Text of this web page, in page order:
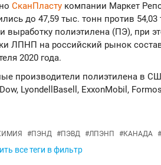
СканПласту компании Маркет
до 47,59 тыс. тонн против
выработку полиэтилена (ПЭ), при
ЛПНП на российский рынок
2020 года.
производители полиэтилена в
LyondellBasell, ExxonMobil,
#ПЭНД #ПЭВД #ЛПЭНП #КАНАДА #
все теги в фильтр